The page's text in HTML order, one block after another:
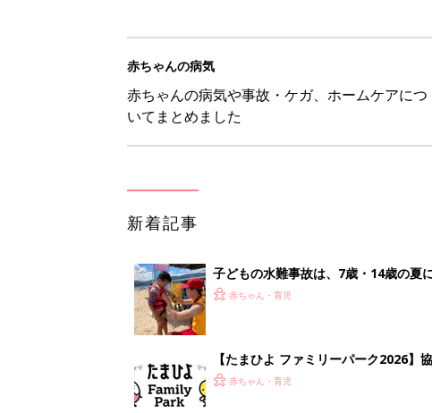
赤ちゃんの病気
赤ちゃんの病気や事故・ケガ、ホームケアにつ
いてまとめました
新着記事
子どもの水難事故は、7歳・14歳の夏
まねく【専門家】
赤ちゃん・育児
【たまひよ ファミリーパーク2026】
赤ちゃん・育児